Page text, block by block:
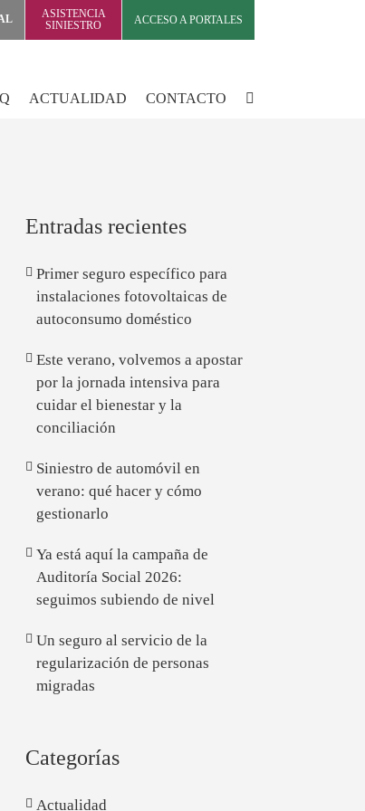
ASISTENCIA
SINIESTRO
ACCESO A PORTALES
ACTUALIDAD CONTACTO
Entradas recientes
Primer seguro específico para
instalaciones fotovoltaicas de
autoconsumo doméstico
Este verano, volvemos a apostar
por la jornada intensiva para
cuidar el bienestar y la
conciliación
Siniestro de automóvil en
verano: qué hacer y cómo
gestionarlo
Ya está aquí la campaña de
Auditoría Social 2026:
seguimos subiendo de nivel
Un seguro al servicio de la
regularización de personas
migradas
Categorías
Actualidad